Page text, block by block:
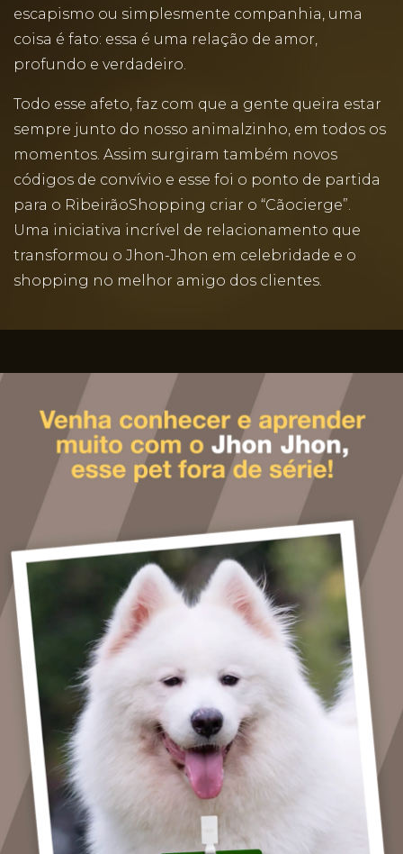
escapismo ou simplesmente companhia, uma
coisa é fato: essa é uma relação de amor,
profundo e verdadeiro.
Todo esse afeto, faz com que a gente queira estar
sempre junto do nosso animalzinho, em todos os
momentos. Assim surgiram também novos
códigos de convívio e esse foi o ponto de partida
para o RibeirãoShopping criar o “Cãocierge”.
Uma iniciativa incrível de relacionamento que
transformou o Jhon-Jhon em celebridade e o
shopping no melhor amigo dos clientes.